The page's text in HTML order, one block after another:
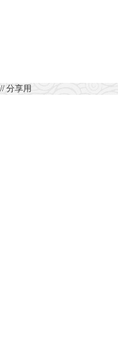
// 分享用